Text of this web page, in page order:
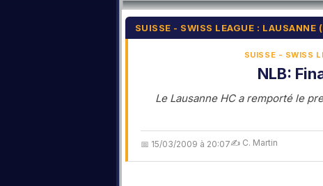
SUISSE - SWISS LEAGUE : LAUSANNE
SUISSE - SWISS
NLB:
Le Lausanne HC a remporté le
📅 15/03/2009 à 20:07✍️ C. Martin